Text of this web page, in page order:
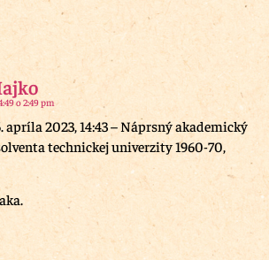
o 2:49 pm
apríla 2023, 14:43 – Náprsný akademický
technickej univerzity 1960-70,